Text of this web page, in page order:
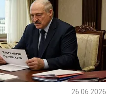
26.06.2026